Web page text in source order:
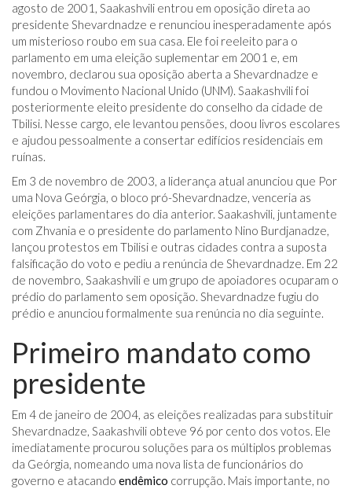
agosto de 2001, Saakashvili entrou em oposição direta ao
presidente Shevardnadze e renunciou inesperadamente após
um misterioso roubo em sua casa. Ele foi reeleito para o
parlamento em uma eleição suplementar em 2001 e, em
novembro, declarou sua oposição aberta a Shevardnadze e
fundou o Movimento Nacional Unido (UNM). Saakashvili foi
posteriormente eleito presidente do conselho da cidade de
Tbilisi. Nesse cargo, ele levantou pensões, doou livros escolares
e ajudou pessoalmente a consertar edifícios residenciais em
ruínas.
Em 3 de novembro de 2003, a liderança atual anunciou que Por
uma Nova Geórgia, o bloco pró-Shevardnadze, venceria as
eleições parlamentares do dia anterior. Saakashvili, juntamente
com Zhvania e o presidente do parlamento Nino Burdjanadze,
lançou protestos em Tbilisi e outras cidades contra a suposta
falsificação do voto e pediu a renúncia de Shevardnadze. Em 22
de novembro, Saakashvili e um grupo de apoiadores ocuparam o
prédio do parlamento sem oposição. Shevardnadze fugiu do
prédio e anunciou formalmente sua renúncia no dia seguinte.
Primeiro mandato como
presidente
Em 4 de janeiro de 2004, as eleições realizadas para substituir
Shevardnadze, Saakashvili obteve 96 por cento dos votos. Ele
imediatamente procurou soluções para os múltiplos problemas
da Geórgia, nomeando uma nova lista de funcionários do
governo e atacando endêmico corrupção. Mais importante, no